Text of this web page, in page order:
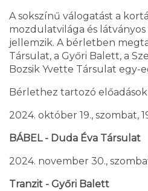
A sokszínű válogatást a
mozdulatvilága és
jellemzik. A bérletben
Társulat, a Győri Balett, a
Bozsik Yvette Társulat egy-
Bérlethez tartozó előadások
2024. október 19., szombat,
BÁBEL - Duda Éva Társulat
2024. november 30.,
Tranzit - Győri Balett